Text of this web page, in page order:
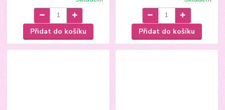
Přidat do košíku Přidat do košíku